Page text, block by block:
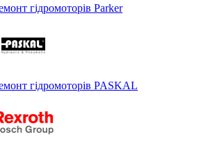
гідромоторів Parker
гідромоторів PASKAL